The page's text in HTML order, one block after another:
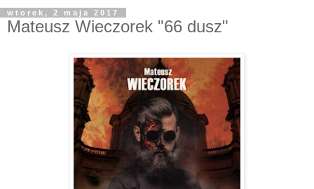
wtorek, 2 maja 2017
Mateusz Wieczorek "66 dusz"